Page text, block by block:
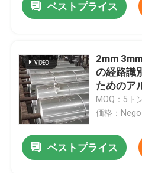
製品
ビデオ
企業情報
ベストプライス
2mm
の経路識
ためのア
ト
MOQ：5ト
価格：
ベストプライス